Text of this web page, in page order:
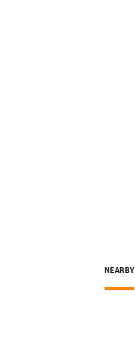
NEARBY